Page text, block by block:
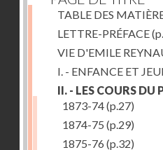
TABLE DES
LETTRE-PRÉFACE
VIE D'EMILE
I. - ENFANCE ET
II. - LES COURS DU
1873-74(p.27)
1874-75 (p.29)
1875-76 (p.32)